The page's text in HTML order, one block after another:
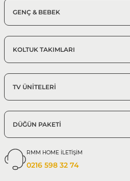
GENÇ & BEBEK
KOLTUK TAKIMLARI
TV ÜNİTELERİ
DÜĞÜN PAKETİ
RMM HOME İLETİŞİM
0216 598 32 74